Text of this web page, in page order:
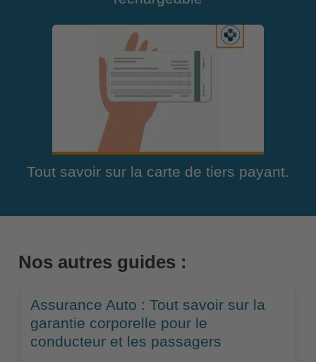
Tout savoir sur la carte de tiers payant.
Nos autres guides :
Assurance Auto : Tout savoir sur la
garantie corporelle pour le
conducteur et les passagers